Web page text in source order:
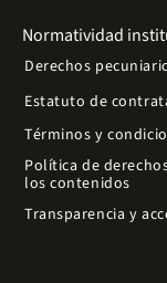
Normatividad
Derechos
Estatuto de
Términos y
Política de
los contenidos
Transparencia y